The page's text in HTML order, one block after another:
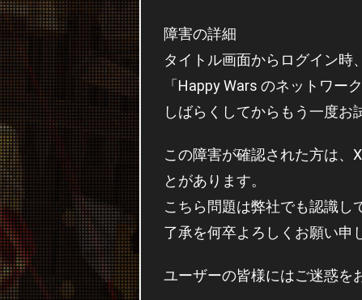
障害の詳細
タイトル画面からログイン時、
「Happy Wars のネットワー
しばらくしてからもう一度お
この障害が確認された方は、
とがあります。
こちら問題は弊社でも認識し
了承を何卒よろしくお願い申
ユーザーの皆様にはご迷惑を